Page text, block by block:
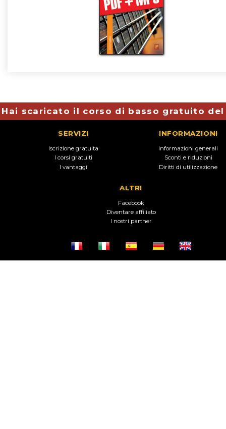
Hai scaricato il corso di basso gratuito del
SERVIZI
Iscrizione gratuita
I corsi gratuiti
I vantaggi
INFORMAZIONI
Informazioni generali
Sconti e riduzioni
Diritti di utilizzazione
ALTRI
Facebook
Diventare affiliato
I nostri partner